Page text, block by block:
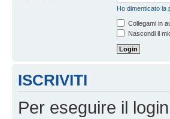
Ho dimenticato la
Collegami in
Nascondi il
ISCRIVITI
Per eseguire il